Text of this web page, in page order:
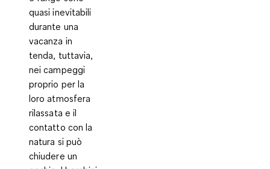
quasi inevitabili
durante una
vacanza in
tenda, tuttavia,
nei campeggi
proprio per la
loro atmosfera
rilassata e il
contatto con la
natura si può
chiudere un